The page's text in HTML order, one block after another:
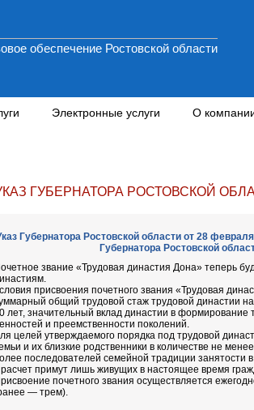
обеспечение Ростовской области
Электронные услуги О
ГУБЕРНАТОРА РОСТОВСКОЙ
Губернатора Ростовской области от 28
Губернатора Ростовской
звание «Трудовая династия Дона» теперь
присвоения почетного звания «Трудовая
общий трудовой стаж трудовой династии
лет, значительный вклад династии в
и преемственности поколений.
целей утверждаемого порядка под трудовой
и их близкие родственники в количестве не
последователей семейной традиции занятости
расчет примут лишь живущих в настоящее время
почетного звания осуществляется
— трем).